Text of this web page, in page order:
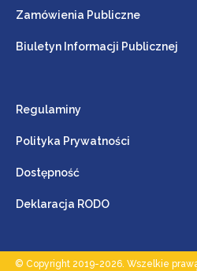
Zamówienia Publiczne
Biuletyn Informacji Publicznej
Regulaminy
Polityka Prywatności
Dostępność
Deklaracja RODO
© Copyright 2019-2026. Wszelkie